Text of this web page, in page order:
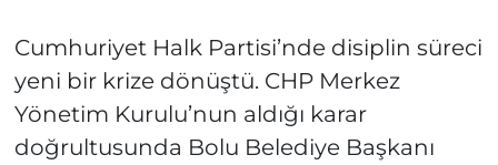
Cumhuriyet Halk Partisi’nde disiplin süreci
yeni bir krize dönüştü. CHP Merkez
Yönetim Kurulu’nun aldığı karar
doğrultusunda Bolu Belediye Başkanı